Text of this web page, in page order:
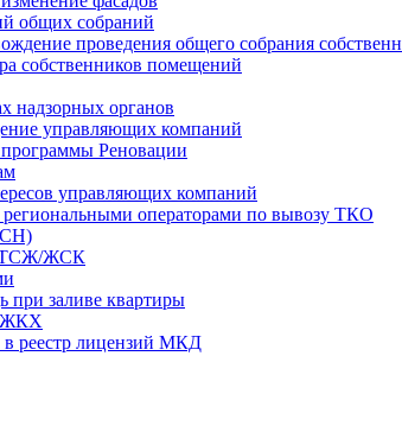
общих собраний
проведения общего собрания
собственников помещений
надзорных органов
управляющих компаний
Реновации
управляющих компаний
региональными операторами по вывозу ТКО
ТСЖ/ЖСК
заливе квартиры
ЖКХ
в реестр лицензий МКД